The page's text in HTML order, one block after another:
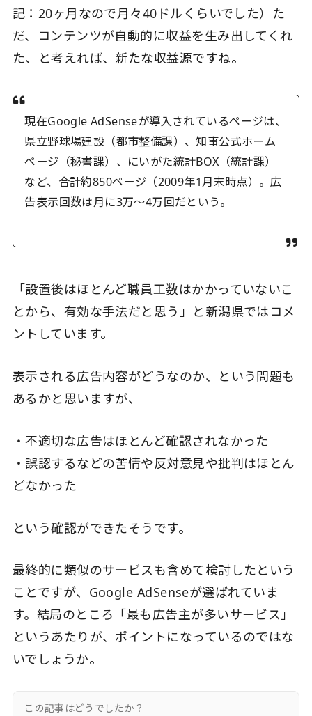
記：20ヶ月なので月々40ドルくらいでした）た
だ、コンテンツが自動的に収益を生み出してくれ
た、と考えれば、新たな収益源ですね。
現在Google AdSenseが導入されているページは、
県立野球場建設（都市整備課）、知事公式ホーム
ページ（秘書課）、にいがた統計BOX（統計課）
など、合計約850ページ（2009年1月末時点）。広
告表示回数は月に3万〜4万回だという。
「設置後はほとんど職員工数はかかっていないこ
とから、有効な手法だと思う」と新潟県ではコメ
ントしています。
表示される広告内容がどうなのか、という問題も
あるかと思いますが、
・不適切な広告はほとんど確認されなかった
・誤認するなどの苦情や反対意見や批判はほとん
どなかった
という確認ができたそうです。
最終的に類似のサービスも含めて検討したという
ことですが、Google AdSenseが選ばれていま
す。結局のところ「最も広告主が多いサービス」
というあたりが、ポイントになっているのではな
いでしょうか。
この記事はどうでしたか？